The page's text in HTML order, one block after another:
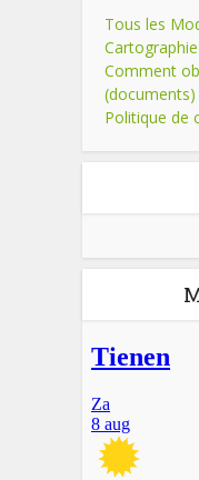
Tous les
Comment
(documents)
Politique de